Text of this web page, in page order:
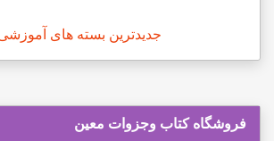
جدیدترین بسته های
فروشگاه کتاب وجزوات معین